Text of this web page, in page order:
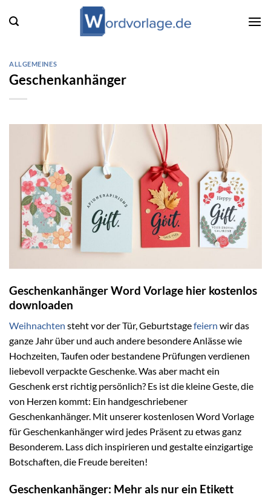
Inhalt
ALLGEMEINES
Geschenkanhänger
Geschenkanhänger Word Vorlage hier kostenlos
downloaden
Weihnachten steht vor der Tür, Geburtstagefeiern wir das
ganze Jahr über und auch andere besondere Anlässe wie
Hochzeiten, Taufen oder bestandene Prüfungen verdienen
liebevoll verpackte Geschenke. Was aber macht ein
Geschenk erst richtig persönlich? Es ist die kleine Geste, die
von Herzen kommt: Ein handgeschriebener
Geschenkanhänger. Mit unserer kostenlosen Word Vorlage
für Geschenkanhänger wird jedes Präsent zu etwas ganz
Besonderem. Lass dich inspirieren und gestalte einzigartige
Botschaften, die Freude bereiten!
Geschenkanhänger: Mehr als nur ein Etikett